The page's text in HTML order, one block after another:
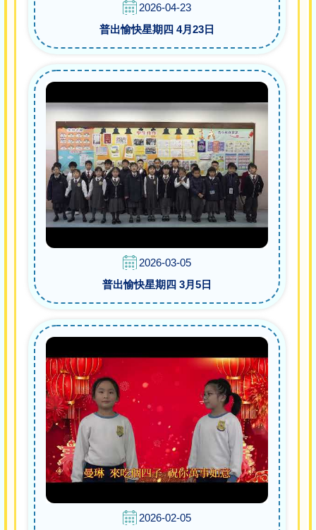
2026-04-23
普出愉快星期四 4月23日
2026-03-05
普出愉快星期四 3月5日
2026-02-05